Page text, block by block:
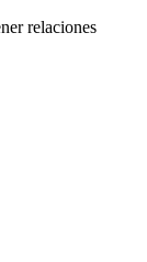
relaciones